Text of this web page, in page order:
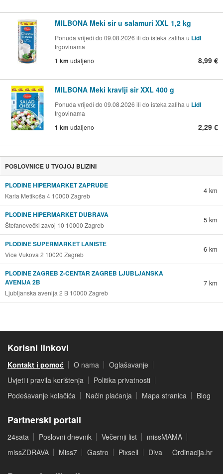
MILBONA Meki sir u salamuri XXL 1,2 kg
Ponuda vrijedi do 09.08.2026 ili do isteka zaliha u Lidl
trgovinama
1 km udaljeno 8,99 €
MILBONA Meki kravlji sir XXL 400 g
Ponuda vrijedi do 09.08.2026 ili do isteka zaliha u Lidl
trgovinama
1 km udaljeno 2,29 €
POSLOVNICE U TVOJOJ BLIZINI
PLODINE HIPERMARKET ZAPRUĐE
Karla Metikoša 4 10000 Zagreb
4 km
PLODINE HIPERMARKET DUBRAVA
Štefanovečki zavoj 10 10000 Zagreb
5 km
PLODINE SUPERMARKET LANIŠTE
Vice Vukova 2 10020 Zagreb
6 km
PLODINE ZAGREB Z-CENTAR ZAGREB LJUBLJANSKA
AVENIJA 2B
Ljubljanska avenija 2 B 10000 Zagreb
7 km
Korisni linkovi
Kontakt i pomoć O nama
Oglašavanje
Uvjeti i pravila korištenja
Politika privatnosti
Podešavanje kolačića
Način plaćanja Mapa stranica Blog
Partnerski portali
24sata Poslovni dnevnik Večernji list
missMAMA
missZDRAVA
Miss7 Gastro Pixsell Diva Ordinacija.hr